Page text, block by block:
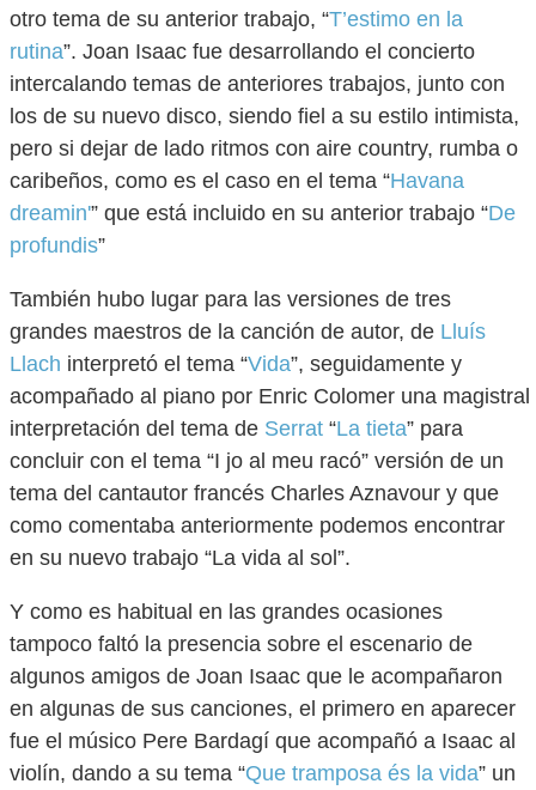
otro tema de su anterior trabajo, “T’estimo en la
rutina”. Joan Isaac fue desarrollando el concierto
intercalando temas de anteriores trabajos, junto con
los de su nuevo disco, siendo fiel a su estilo intimista,
pero si dejar de lado ritmos con aire country, rumba o
caribeños, como es el caso en el tema “Havana
dreamin'” que está incluido en su anterior trabajo “De
profundis”
También hubo lugar para las versiones de tres
grandes maestros de la canción de autor, de Lluís
Llach interpretó el tema “Vida”, seguidamente y
acompañado al piano por Enric Colomer una magistral
interpretación del tema de Serrat “La tieta” para
concluir con el tema “I jo al meu racó” versión de un
tema del cantautor francés Charles Aznavour y que
como comentaba anteriormente podemos encontrar
en su nuevo trabajo “La vida al sol”.
Y como es habitual en las grandes ocasiones
tampoco faltó la presencia sobre el escenario de
algunos amigos de Joan Isaac que le acompañaron
en algunas de sus canciones, el primero en aparecer
fue el músico Pere Bardagí que acompañó a Isaac al
violín, dando a su tema “Que tramposa és la vida” un